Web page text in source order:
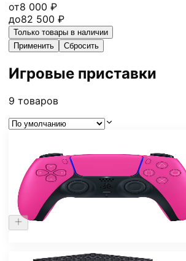
от8 000 ₽
до82 500 ₽
Только товары в наличии
Применить
Сбросить
Игровые приставки
9 товаров
Нет в наличии
Беспроводной контроллер DualSense
для Sony PlayStation 5 PS5 Pink
8.000 ₽